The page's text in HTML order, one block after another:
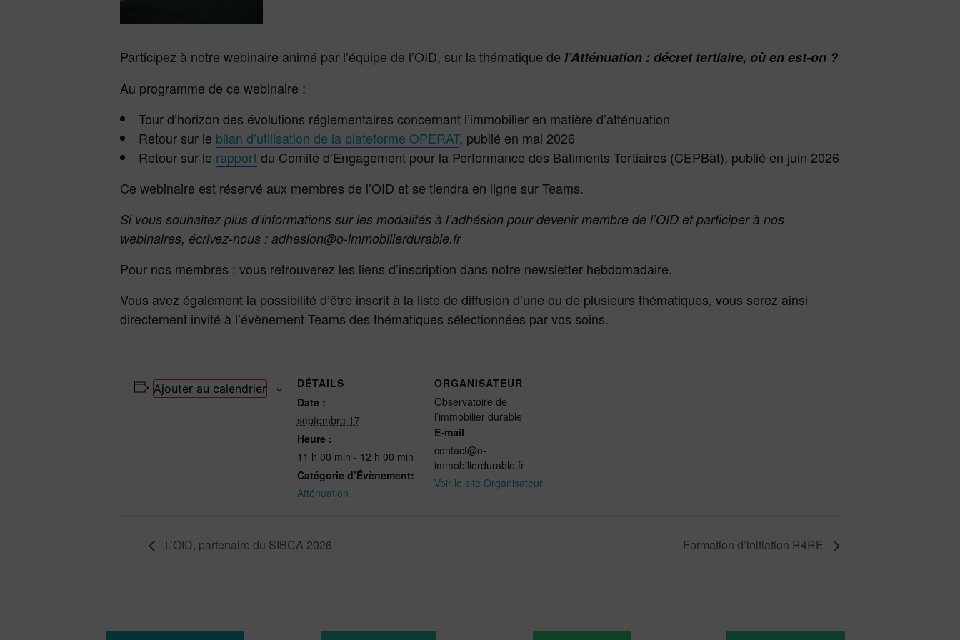
Participez à notre webinaire animé par l’équipe de l’OID, sur la thématique de l’Atténuation : décret tertiaire, où en est-on ?
Au programme de ce webinaire :
Tour d’horizon des évolutions réglementaires concernant l’immobilier en matière d’atténuation
Retour sur le bilan d’utilisation de la plateforme OPERAT, publié en mai 2026
Retour sur le rapportdu Comité d’Engagement pour la Performance des Bâtiments Tertiaires (CEPBât), publié en juin 2026
Ce webinaire est réservé aux membres de l’OID et se tiendra en ligne sur Teams.
Si vous souhaitez plus d’informations sur les modalités à l’adhésion pour devenir membre de l’OID et participer à nos
webinaires, écrivez-nous : adhesion@o-immobilierdurable.fr
Pour nos membres : vous retrouverez les liens d’inscription dans notre newsletter hebdomadaire.
Vous avez également la possibilité d’être inscrit à la liste de diffusion d’une ou de plusieurs thématiques, vous serez ainsi
directement invité à l’évènement Teams des thématiques sélectionnées par vos soins.
Ajouter au calendrier
DÉTAILS
Date :
septembre 17
Heure :
11 h 00 min - 12 h 00 min
Catégorie d’Évènement:
Atténuation
ORGANISATEUR
Observatoire de
l’immobilier durable
E-mail
contact@o-
immobilierdurable.fr
Voir le site Organisateur
L’OID, partenaire du SIBCA 2026 Formation d’initiation R4RE